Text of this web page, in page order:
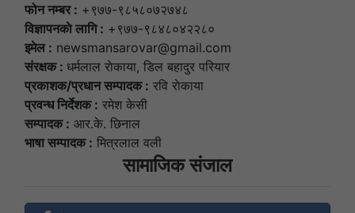
फोन नम्बर : +९७७-९८५८०७२७४८
विज्ञापनकाे लागि : +९७७-९८४८०४२२८०
इमेल : newsmansarovar@gmail.com
संरक्षक : धर्मलाल राेकाया, डिल बहादुर परियार
प्रकाशक/प्रधान सम्पादक : रवि राेकाया
प्रवन्ध निर्देशक : रमेश केसी
सम्पादक : आर.के. छिनाल
भाषा सम्पादक : मित्रलाल वली
सामाजिक संजाल